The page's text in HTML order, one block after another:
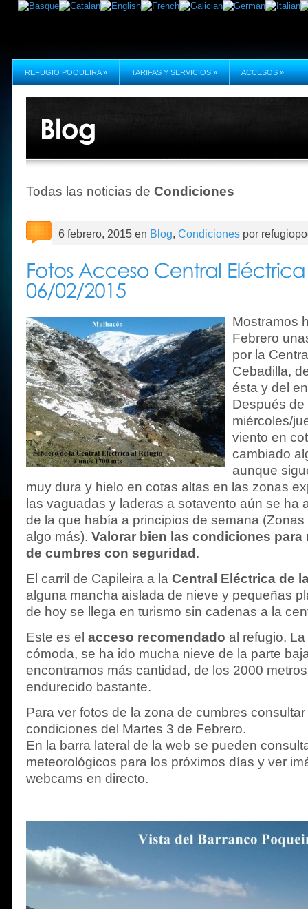
REFUGIO POQUEIRA » TARIFAS Y SERVICIOS » ACCESOS »
Todas las noticias de Condiciones
6 febrero, 2015 en Blog, Condiciones por
Mostramos
Febrero
por la
Cebadilla,
ésta y del
Después
miércoles/
viento en
cambiado
aunque
muy dura y hielo en cotas altas en las zonas
las vaguadas y laderas a sotavento aún se ha
de la que había a principios de semana
algo más). Valorar bien las condiciones para
de cumbres con seguridad .
El carril de Capileira a la Central Eléctrica de
alguna mancha aislada de nieve y pequeñas
de hoy se llega en turismo sin cadenas a la
Este es el acceso recomendado al refugio.
cómoda, se ha ido mucha nieve de la parte
encontramos más cantidad, de los 2000
endurecido bastante.
Para ver fotos de la zona de cumbres
condiciones del Martes 3 de Febrero.
En la barra lateral de la web se pueden
meteorológicos para los próximos días y ver
webcams en directo.